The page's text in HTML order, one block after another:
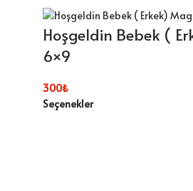
Hoşgeldin Bebek (
6×9
300₺
Seçenekler